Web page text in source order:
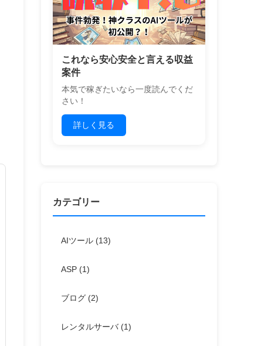
これなら安心安全と言える収益
案件
本気で稼ぎたいなら一度読んでくだ
さい！
詳しく見る
カテゴリー
AIツール (13)
ASP (1)
ブログ (2)
レンタルサーバ (1)